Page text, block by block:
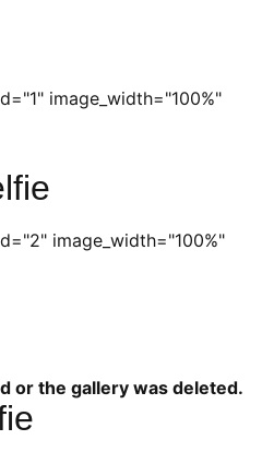
image_width="100%"
image_width="100%"
or the gallery was deleted.